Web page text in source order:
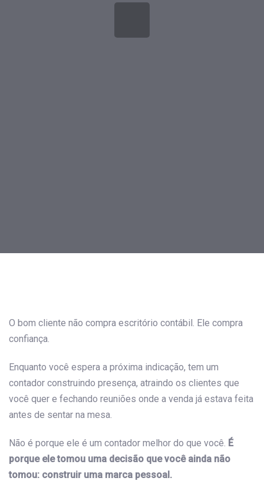
O bom cliente não compra escritório contábil. Ele compra
confiança.
Enquanto você espera a próxima indicação, tem um
contador construindo presença, atraindo os clientes que
você quer e fechando reuniões onde a venda já estava feita
antes de sentar na mesa.
Não é porque ele é um contador melhor do que você. É
porque ele tomou uma decisão que você ainda não
tomou: construir uma marca pessoal.
navigation